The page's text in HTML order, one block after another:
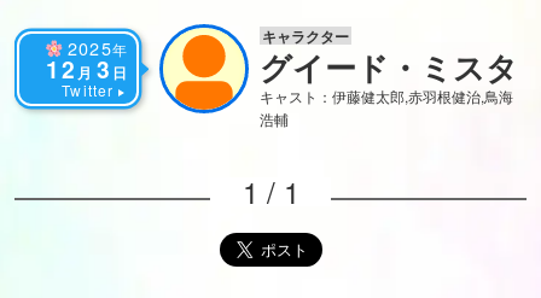
2025年
12 月 3 日
Twitter
キャラクター
グイード・ミスタ
キャスト：伊藤健太郎,赤羽根健治,鳥海
浩輔
1 / 1